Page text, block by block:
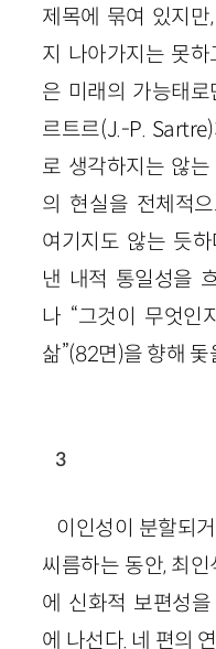
제목에 묶여 있지
지 나아가지는 못
은 미래의 가능태
르트르(J.-P. Sartre)
로 생각하지는 않
의 현실을 전체적
여기지도 않는 듯
낸 내적 통일성을
나 “그것이 무엇인
삶”(82면)을 향해
3
이인성이 분할되
씨름하는 동안, 최
에 신화적 보편성
에 나선다. 네 편의